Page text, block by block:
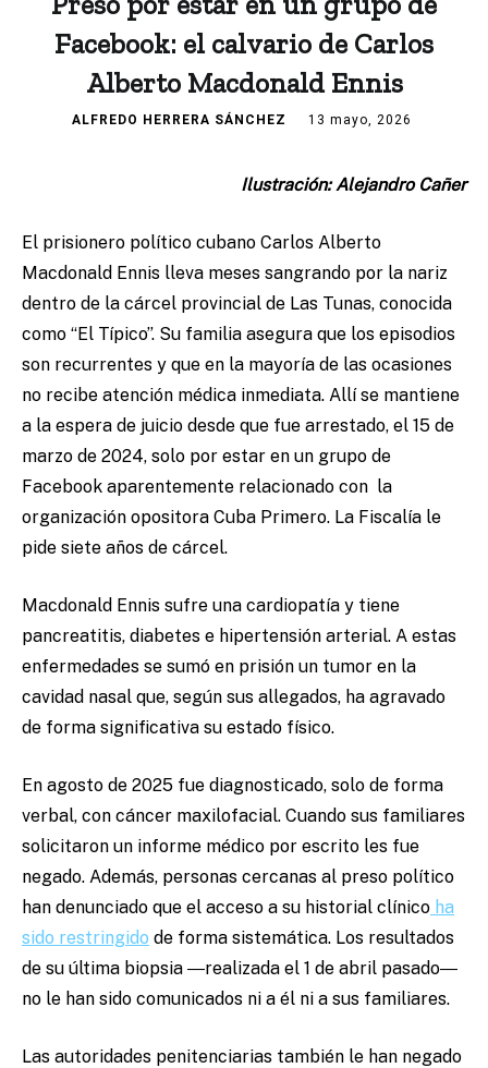
Facebook: el calvario de Carlos
Alberto Macdonald Ennis
ALFREDO HERRERA SÁNCHEZ 13 mayo, 2026
Ilustración: Alejandro Cañer
El prisionero político cubano Carlos Alberto
Macdonald Ennis lleva meses sangrando por la nariz
dentro de la cárcel provincial de Las Tunas, conocida
como “El Típico”. Su familia asegura que los episodios
son recurrentes y que en la mayoría de las ocasiones
no recibe atención médica inmediata. Allí se mantiene
a la espera de juicio desde que fue arrestado, el 15 de
marzo de 2024, solo por estar en un grupo de
Facebook aparentemente relacionado con la
organización opositora Cuba Primero. La Fiscalía le
pide siete años de cárcel.
Macdonald Ennis sufre una cardiopatía y tiene
pancreatitis, diabetes e hipertensión arterial. A estas
enfermedades se sumó en prisión un tumor en la
cavidad nasal que, según sus allegados, ha agravado
de forma significativa su estado físico.
En agosto de 2025 fue diagnosticado, solo de forma
verbal, con cáncer maxilofacial. Cuando sus familiares
solicitaron un informe médico por escrito les fue
negado. Además, personas cercanas al preso político
han denunciado que el acceso a su historial clínico ha
sido restringido de forma sistemática. Los resultados
de su última biopsia ―realizada el 1 de abril pasado―
no le han sido comunicados ni a él ni a sus familiares.
Las autoridades penitenciarias también le han negado